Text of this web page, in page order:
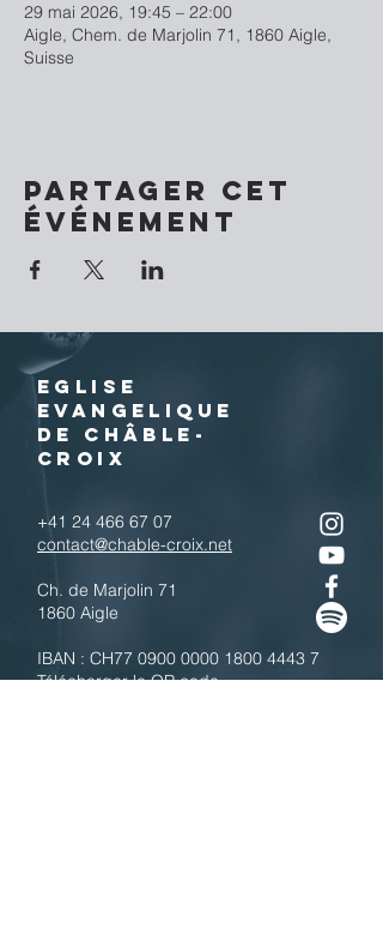
29 mai 2026, 19:45 – 22:00
Aigle, Chem. de Marjolin 71, 1860 Aigle,
Suisse
Partager cet
événement
EGLISE
EVANGELIQUE
DE CHÂBLE-
CROIX
+41 24 466 67 07
contact@chable-croix.net
Ch. de Marjolin 71
1860 Aigle
IBAN : CH77 0900 0000 1800 4443 7
Télécharger le QR code